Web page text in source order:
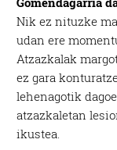
Webgune honek
fitxategiak
zerbitzuak
baliatzen gara.
erabiltzeko
irakurri
Nik ez nituzke
udan ere
Atzazkalak
ez gara
lehenagotik
atzazkaletan
ikustea.